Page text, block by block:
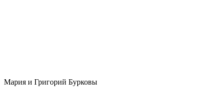
Мария и Григорий Бурковы